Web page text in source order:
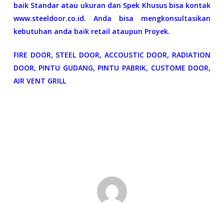
baik Standar atau ukuran dan Spek Khusus bisa kontak
www.steeldoor.co.id. Anda bisa mengkonsultasikan
kebutuhan anda baik retail ataupun Proyek.
FIRE DOOR, STEEL DOOR, ACCOUSTIC DOOR, RADIATION
DOOR, PINTU GUDANG, PINTU PABRIK, CUSTOME DOOR,
AIR VENT GRILL